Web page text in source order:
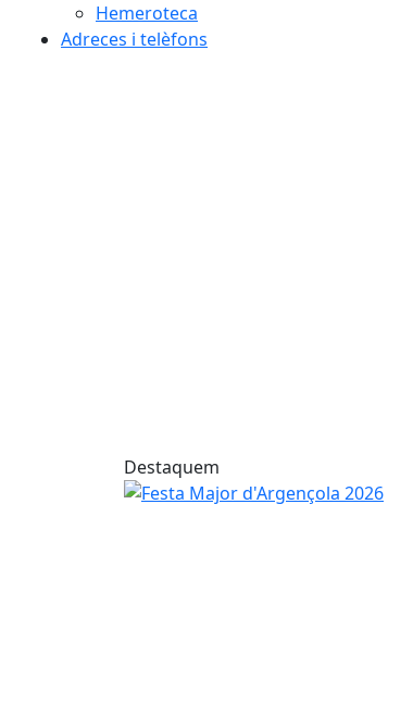
Hemeroteca
Adreces i telèfons
Destaquem
Festa Major d'Argençola 2026